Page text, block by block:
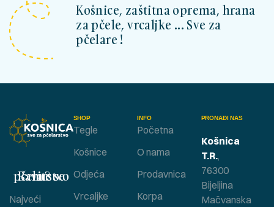
Košnice, zaštitna oprema, hrana
za pčele, vrcaljke ... Sve za
pčelare !
SHOP
Tegle
Košnice
Odjeća
Vrcaljke
INFO
Početna
O nama
Prodavnica
Korpa
Bavite se pčelarstvom ?
Najveći
PRONAĐI NAS
Košnica
T.R.,
76300
Bijeljina
Mačvanska